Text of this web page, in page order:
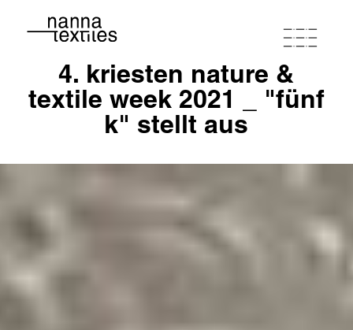
nanna
atelierwerkstatt
portfolio
4. kriesten nature &
textile week 2021 _ "fünf
k" stellt aus